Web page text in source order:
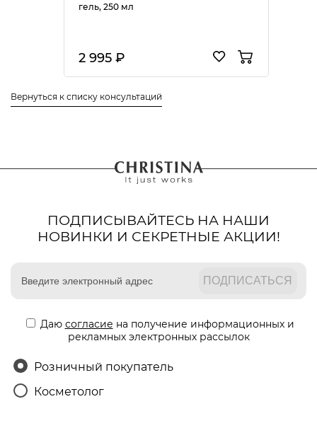
гель, 250 мл
2 995 ₽
Вернуться к списку консультаций
ПОДПИСЫВАЙТЕСЬ НА НАШИ
НОВИНКИ И СЕКРЕТНЫЕ АКЦИИ!
Даю согласие на получение информационных и
рекламных электронных рассылок
Розничный покупатель
Косметолог